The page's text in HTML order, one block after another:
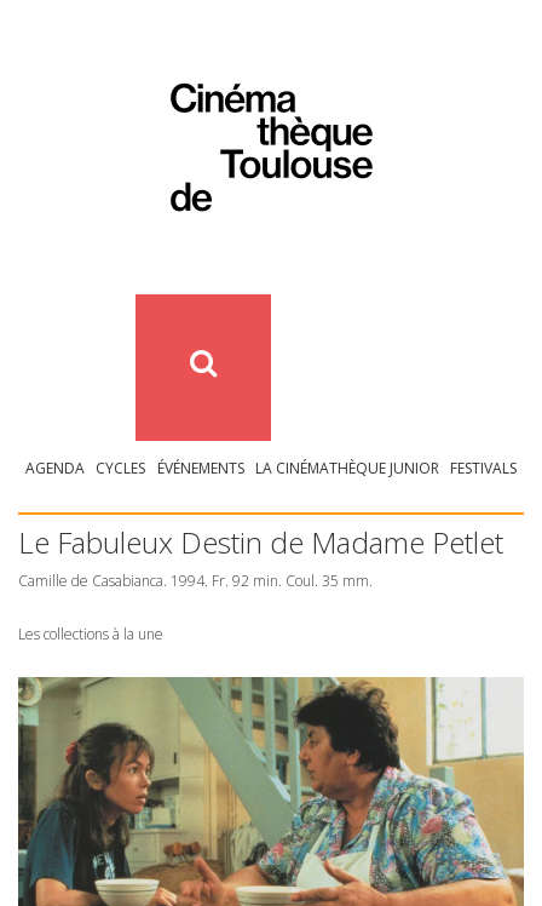
AGENDA CYCLES ÉVÉNEMENTS LA CINÉMATHÈQUE JUNIOR FESTIVALS
Le Fabuleux Destin de Madame Petlet
Camille de Casabianca. 1994. Fr. 92 min. Coul. 35 mm.
Les collections à la une